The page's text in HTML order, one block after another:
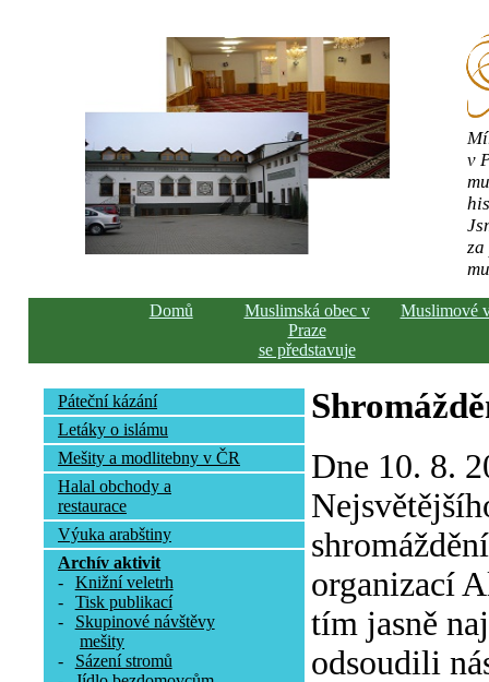
v
Domů
Muslimská obec v
Praze
se představuje
Muslimové
Páteční kázání
Letáky o islámu
Mešity a modlitebny v ČR
Halal obchody a
restaurace
Výuka arabštiny
Archív aktivit
-
Knižní veletrh
-
Tisk publikací
-
Skupinové návštěvy
mešity
-
Sázení stromů
Dne 10. 8.
organizací
tím jasně
odsoudili